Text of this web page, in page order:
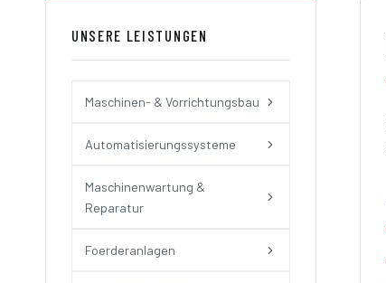
UNSERE LEISTUNGEN
Maschinen- & Vorrichtungsbau
Automatisierungssysteme
Maschinenwartung &
Reparatur
Foerderanlagen